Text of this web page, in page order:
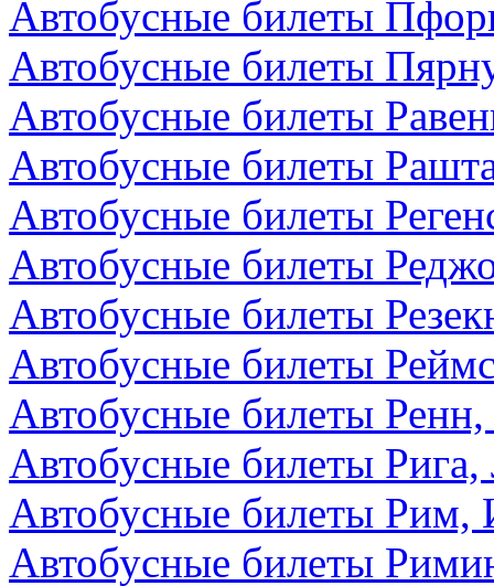
Автобусные билеты
Автобусные билеты
Автобусные билеты
Автобусные билеты
Автобусные билеты
Автобусные билеты
Автобусные билеты
Автобусные билеты
Автобусные билеты
Автобусные билеты Рига,
Автобусные билеты Рим,
Автобусные билеты